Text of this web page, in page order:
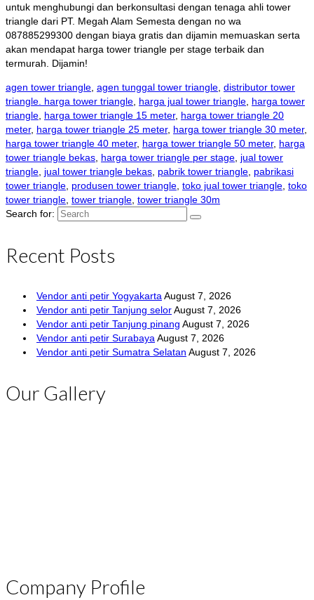
untuk menghubungi dan berkonsultasi dengan tenaga ahli tower
triangle dari PT. Megah Alam Semesta dengan no wa
087885299300 dengan biaya gratis dan dijamin memuaskan serta
akan mendapat harga tower triangle per stage terbaik dan
termurah. Dijamin!
agen tower triangle agen tunggal tower triangle distributor tower
triangle. harga tower triangle harga jual tower triangle harga tower
triangle harga tower triangle 15 meter, harga tower triangle 20
meter, harga tower triangle 25 meter, harga tower triangle 30 meter,
harga tower triangle 40 meter, harga tower triangle 50 meter, harga
tower triangle bekas harga tower triangle per stage jual tower
triangle jual tower triangle bekas pabrik tower triangle pabrikasi
tower triangle produsen tower triangle toko jual tower triangle toko
tower triangle tower triangle tower triangle 30m
Search for:
Recent Posts
Vendor anti petir Yogyakarta August 7, 2026
Vendor anti petir Tanjung selorAugust 7, 2026
Vendor anti petir Tanjung pinang August 7, 2026
Vendor anti petir Surabaya August 7, 2026
Vendor anti petir Sumatra Selatan August 7, 2026
Our Gallery
Company Profile